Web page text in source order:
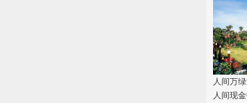
人间万
人间现